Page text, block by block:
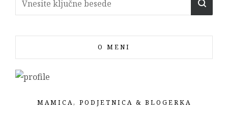
O MENI
MAMICA, PODJETNICA & BLOGERKA